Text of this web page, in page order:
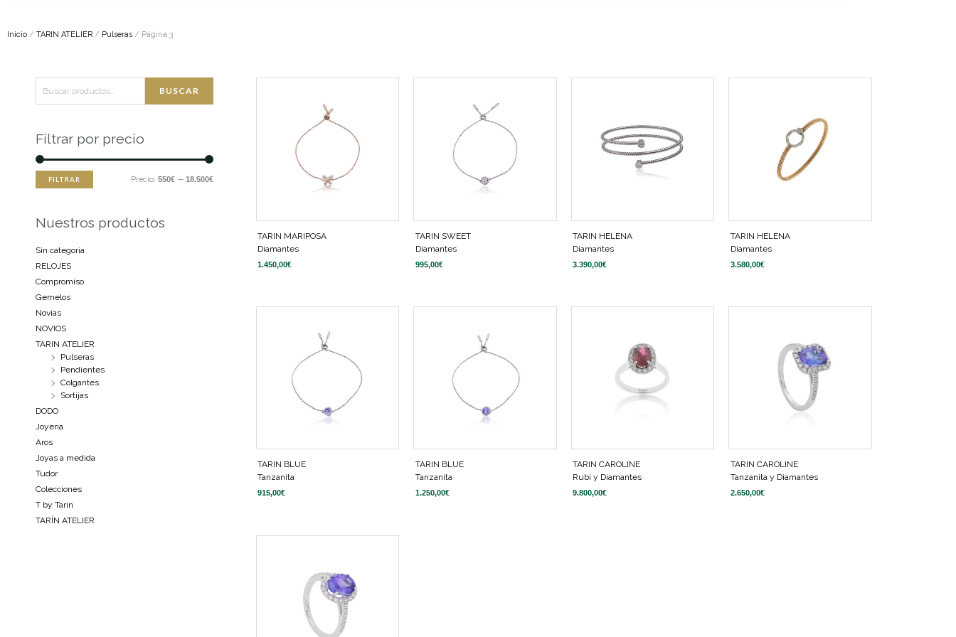
Inicio / TARIN ATELIER / Pulseras / Página 3
por:
BUSCAR
Filtrar por precio
mínimo
máximo
FILTRAR Precio: 550€— 18.500€
Nuestros productos
Sin categoría
RELOJES
Compromiso
Gemelos
Novias
NOVIOS
TARIN ATELIER
Pulseras
Pendientes
Colgantes
Sortijas
DODO
Joyeria
Aros
Joyas a medida
Tudor
Colecciones
T by Tarín
TARÍN ATELIER
TARIN MARIPOSA
Diamantes
1.450,00€
TARIN SWEET
Diamantes
995,00€
TARIN HELENA
Diamantes
3.390,00€
TARIN HELENA
Diamantes
3.580,00€
TARIN BLUE
Tanzanita
915,00€
TARIN BLUE
Tanzanita
1.250,00€
TARIN CAROLINE
Rubí y Diamantes
9.800,00€
TARIN CAROLINE
Tanzanita y Diamantes
2.650,00€